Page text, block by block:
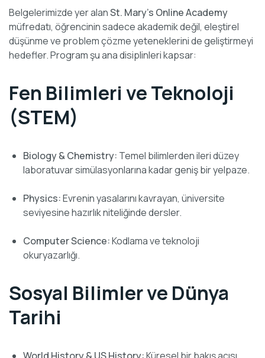
Belgelerimizde yer alanSt. Mary’s Online Academy
müfredatı, öğrencinin sadece akademik değil, eleştirel
düşünme ve problem çözme yeteneklerini de geliştirmeyi
hedefler. Program şu ana disiplinleri kapsar:
Fen Bilimleri ve Teknoloji
(STEM)
Biology & Chemistry: Temel bilimlerden ileri düzey
laboratuvar simülasyonlarına kadar geniş bir yelpaze.
Physics:Evrenin yasalarını kavrayan, üniversite
seviyesine hazırlık niteliğinde dersler.
Computer Science:Kodlama ve teknoloji
okuryazarlığı.
Sosyal Bilimler ve Dünya
Tarihi